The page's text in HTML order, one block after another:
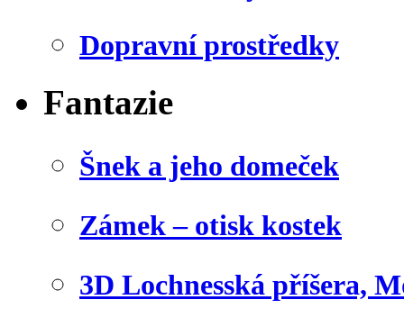
Dopravní prostředky
Fantazie
Šnek a jeho domeček
Zámek – otisk kostek
3D Lochnesská příšera,